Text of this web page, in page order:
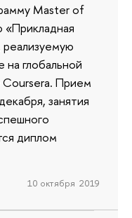
Master of
«Прикладная
глобальной
Coursera. Прием
занятия
диплом
10 октября 2019